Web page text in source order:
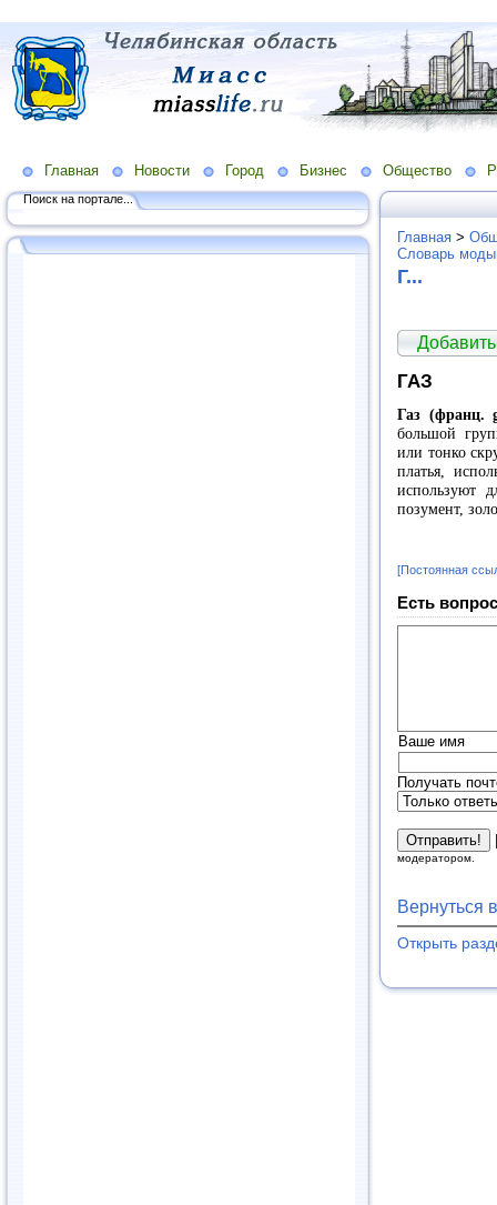
Главная Новости Город Бизнес Общество
Поиск на портале...
Главная >
Словарь
Г...
ГАЗ
Газ (франц.
большой
или тонко
платья,
используют
позумент,
[Постоянная
Есть
Ваше имя
Получать
модератором.
Вернуться
Открыть